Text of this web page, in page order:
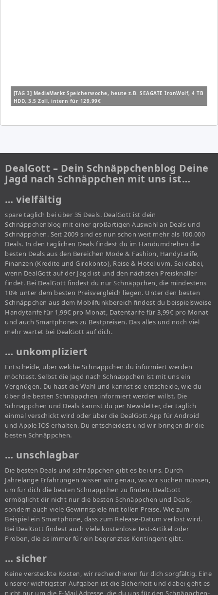
[TAG 3] MediaMarkt Speicherwoche, heute z.B. SEAGATE IronWolf, 4 TB
HDD, 3.5 Zoll, intern für 129,99€
DealGott – Dein Schnäppchenblog Deine
Jagd nach Schnäppchen mit uns ist…
… vielfältig
spare täglich bei über 35 Deals. DealGott ist dein
Schnäppchenblog mit einer großartigen Auswahl an Deals und
Schnäppchen. Seit 2009 sind es nun schon weit mehr als 100.000
Deals. In den täglichen Deals findest du im Handumdrehen die
besten Deals aus den Bereichen Mode & Fashion, Handytarife,
Finanzen (Kredite und Girokonto), Reise & Hotel uvm. Sei dabei,
wenn DealGott auf der Jagd ist und den nächsten Preisknaller
findet. Bei DealGott findest du nur Schnäppchen, die mindestens
10% unter dem besten Preisvergleich liegen. Unter den besten
Schnäppchen aus dem Mobilfunkbereich findest du beispielsweise
Handytarife für 1,99€ pro Monat, Datentarife für 3,99€ pro Monat
und auch Smartphones zu Bestpreisen. Das alles und noch viel
mehr wartet bei DealGott auf dich.
… unkompliziert
Entscheide, über welche Schnäppchen du informiert werden
möchtest. Selbst die Jagd nach Schnäppchen ist mit uns ein
Vergnügen. Du hast die Wahl und kannst so entscheide, wie du
über die besten Schnäppchen informiert werden willst. Die
Schnäppchen und Deals kannst du per Newsletter, der täglich
einmal verschickt wird oder über die DealGott App für Android
und Apple IOS erhalten. Du entscheidest und wir bringen dir die
besten Schnäppchen.
… unschlagbar
Die besten Deals und schnäppchen gibt es bei uns. Durch
Jahrelange Erfahrungen wissen wir genau, wo wir suchen müssen,
um für dich die besten Schnäppchen zu finden. DealGott
ermöglicht dir nicht nur die besten Schnäppchen und Deals,
sondern auch viele Gewinnspiele mit tollen Preise. Wie zum
Beispiel ein Smartphone, dass zum Release-Datum verlost wird.
Bei DealGott findest auch viele kostenlose Test-Artikel oder
Proben, die es immer für ein begrenztes Kontingent gibt.
… sicher
Keine versteckte Kosten, wir recherchieren für dich sorgfältig. Eine
unserer wichtigsten Aufgaben ist die Sicherheit und dabei geht es
nicht nur um die E-Mail Adresse, die du uns für den Schnäppchen-